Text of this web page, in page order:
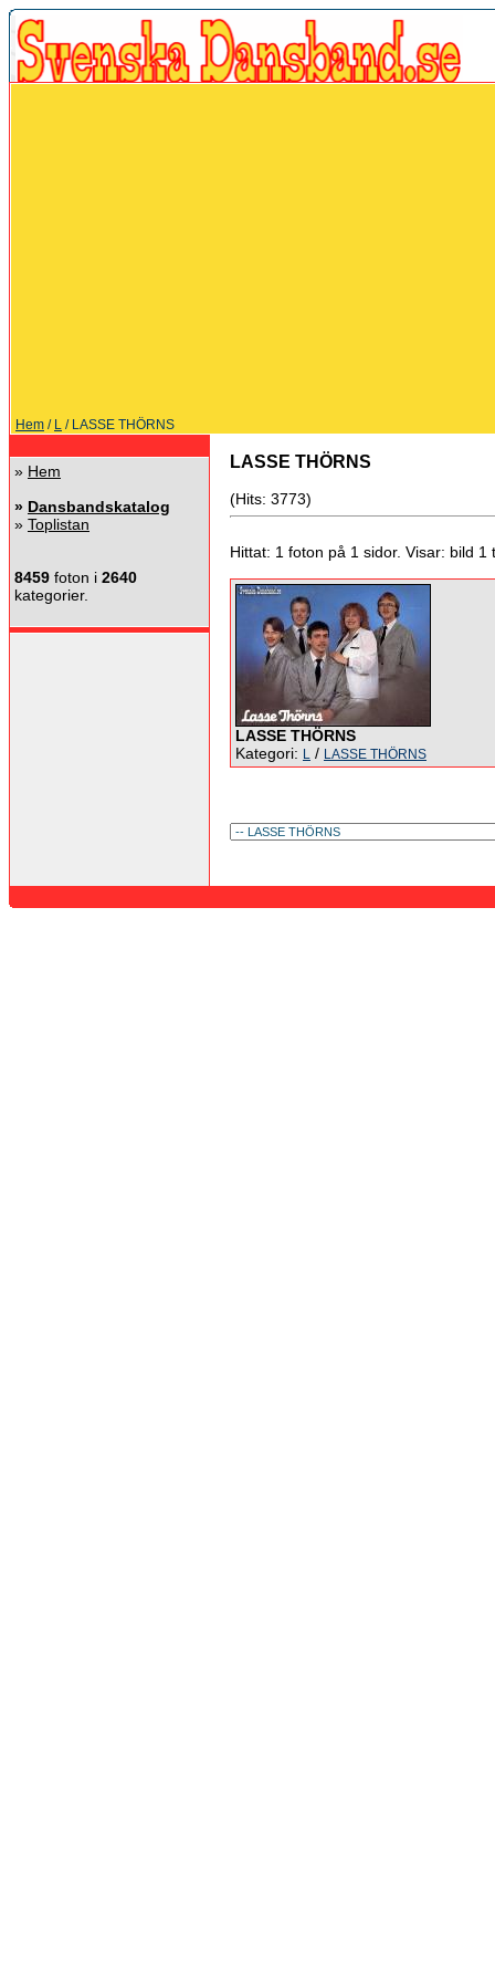
Hem / L / LASSE THÖRNS
» Hem
» Dansbandskatalog
» Toplistan
8459 foton i 2640
kategorier.
LASSE THÖRNS
(Hits: 3773)
Hittat: 1 foton på 1 sidor. Visar: bild 1
LASSE THÖRNS
Kategori: L / LASSE THÖRNS